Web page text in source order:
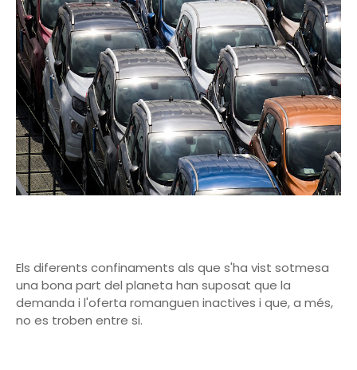
Els diferents confinaments als que s'ha vist sotmesa
una bona part del planeta han suposat que la
demanda i l'oferta romanguen inactives i que, a més,
no es troben entre si.